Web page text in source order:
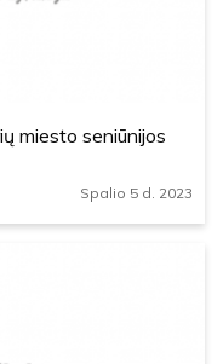
miesto seniūnijos
Spalio 5 d. 2023